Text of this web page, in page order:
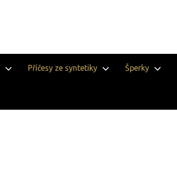
Příčesy ze syntetiky Šperky